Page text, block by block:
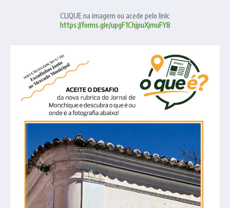
CLIQUE na imagem ou acede pelo link:
https://forms.gle/upgF1ChjpuXjmuFY8